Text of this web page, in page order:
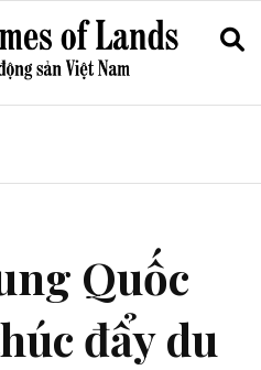
Quốc
đẩy du